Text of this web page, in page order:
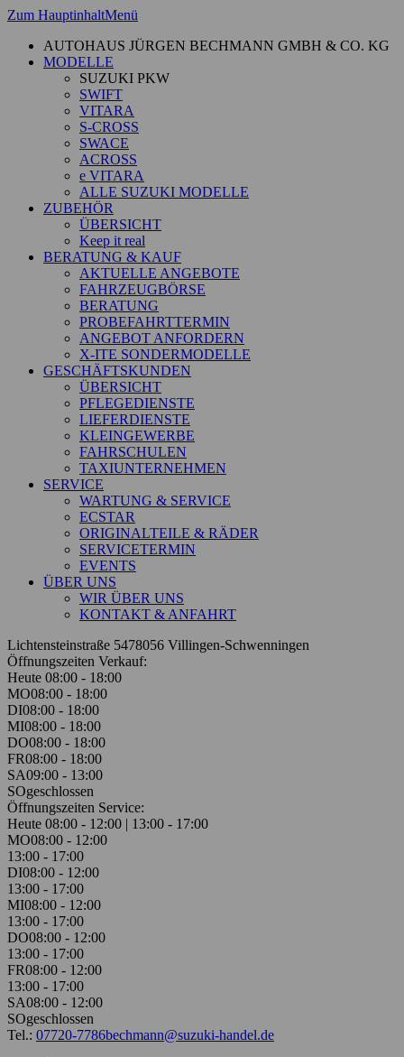
Zum HauptinhaltMenü
AUTOHAUS JÜRGEN BECHMANN GMBH & CO. KG
MODELLE
SUZUKI PKW
SWIFT
VITARA
S-CROSS
SWACE
ACROSS
e VITARA
ALLE SUZUKI MODELLE
ZUBEHÖR
ÜBERSICHT
Keep it real
BERATUNG & KAUF
AKTUELLE ANGEBOTE
FAHRZEUGBÖRSE
BERATUNG
PROBEFAHRTTERMIN
ANGEBOT ANFORDERN
X-ITE SONDERMODELLE
GESCHÄFTSKUNDEN
ÜBERSICHT
PFLEGEDIENSTE
LIEFERDIENSTE
KLEINGEWERBE
FAHRSCHULEN
TAXIUNTERNEHMEN
SERVICE
WARTUNG & SERVICE
ECSTAR
ORIGINALTEILE & RÄDER
SERVICETERMIN
EVENTS
ÜBER UNS
WIR ÜBER UNS
KONTAKT & ANFAHRT
Lichtensteinstraße 5478056 Villingen-Schwenningen
Öffnungszeiten Verkauf:
Heute 08:00 - 18:00
MO08:00 - 18:00
DI08:00 - 18:00
MI08:00 - 18:00
DO08:00 - 18:00
FR08:00 - 18:00
SA09:00 - 13:00
SOgeschlossen
Öffnungszeiten Service:
Heute 08:00 - 12:00 | 13:00 - 17:00
MO08:00 - 12:00
13:00 - 17:00
DI08:00 - 12:00
13:00 - 17:00
MI08:00 - 12:00
13:00 - 17:00
DO08:00 - 12:00
13:00 - 17:00
FR08:00 - 12:00
13:00 - 17:00
SA08:00 - 12:00
SOgeschlossen
Tel.: 07720-7786bechmann@suzuki-handel.de